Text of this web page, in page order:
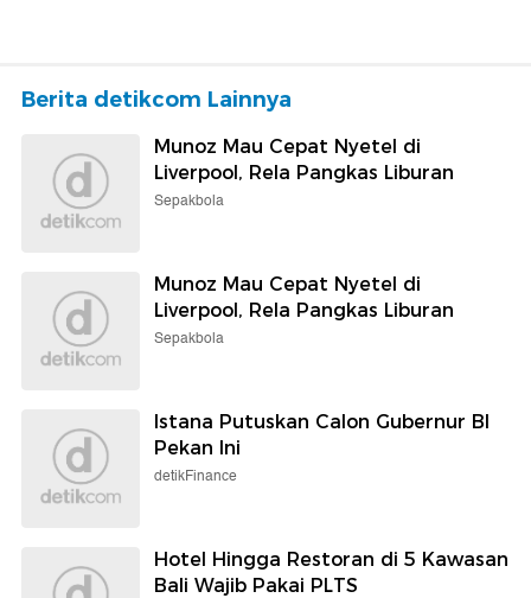
Berita detikcom Lainnya
Munoz Mau Cepat Nyetel di
Liverpool, Rela Pangkas Liburan
Sepakbola
Munoz Mau Cepat Nyetel di
Liverpool, Rela Pangkas Liburan
Sepakbola
Istana Putuskan Calon Gubernur BI
Pekan Ini
detikFinance
Hotel Hingga Restoran di 5 Kawasan
Bali Wajib Pakai PLTS